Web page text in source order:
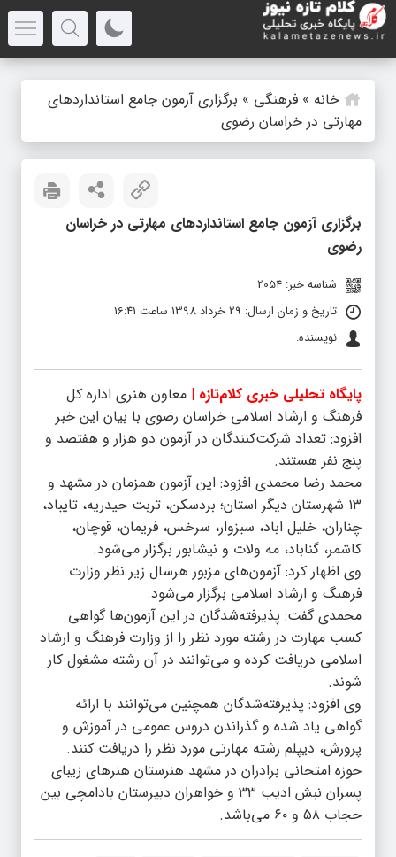
خانه » فرهنگی » برگزاری آزمون جامع استانداردهای
مهارتی در خراسان رضوی
برگزاری آزمون جامع استانداردهای مهارتی در خراسان
رضوی
شناسه خبر: 2054
تاریخ و زمان ارسال: 29 خرداد 1398 ساعت 16:41
نویسنده:
پایگاه تحلیلی خبری کلام‎‌تازه |
معاون هنری اداره کل
فرهنگ و ارشاد اسلامی خراسان رضوی با بیان این خبر
افزود: تعداد شرکت‌کنندگان در آزمون دو هزار و هفتصد و
پنج نفر هستند.
محمد رضا محمدی افزود: این آزمون همزمان در مشهد و
١٣ شهرستان دیگر استان؛ بردسکن، تربت حیدریه، تایباد،
چناران، خلیل اباد، سبزوار، سرخس، فریمان، قوچان،
کاشمر، گناباد، مه ولات و نیشابور برگزار می‌شود.
وی اظهار کرد: آزمون‌های مزبور هرسال زیر نظر وزارت
فرهنگ و ارشاد اسلامی برگزار می‌شود.
محمدی گفت: پذیرفته‌شدگان در این آزمون‌ها گواهی
کسب مهارت در رشته مورد نظر را از وزارت فرهنگ و ارشاد
اسلامی دریافت کرده و می‌توانند در آن رشته مشغول کار
شوند.
وی افزود: پذیرفته‌شدگان همچنین می‌توانند با ارائه
گواهی یاد شده و گذراندن دروس عمومی در آموزش و
پرورش، دیپلم رشته مهارتی مورد نظر را دریافت کنند.
حوزه امتحانی برادران در مشهد هنرستان هنرهای زیبای
پسران نبش ادیب ٣٣ و خواهران دبیرستان بادامچی بین
حجاب ٥٨ و ٦٠ می‌باشد.